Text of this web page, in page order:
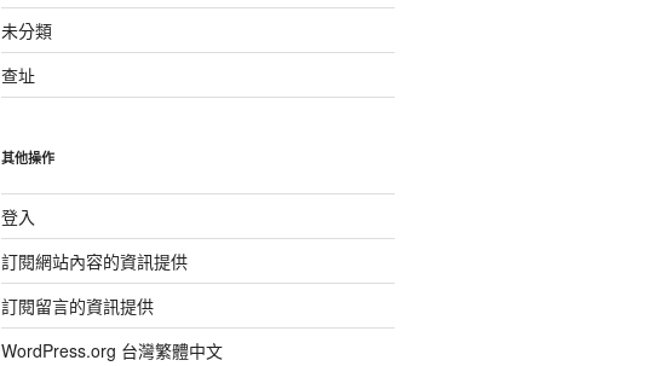
未分類
查址
其他操作
登入
訂閱網站內容的資訊提供
訂閱留言的資訊提供
WordPress.org 台灣繁體中文